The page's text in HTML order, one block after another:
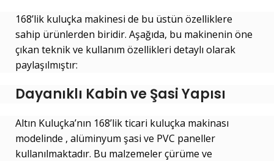
168’lik kuluçka makinesi de bu üstün özelliklere
sahip ürünlerden biridir. Aşağıda, bu makinenin öne
çıkan teknik ve kullanım özellikleri detaylı olarak
paylaşılmıştır:
Dayanıklı Kabin ve Şasi Yapısı
Altın Kuluçka’nın 168’lik ticari kuluçka makinası
modelinde , alüminyum şasi ve PVC paneller
kullanılmaktadır. Bu malzemeler çürüme ve